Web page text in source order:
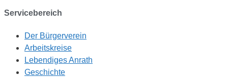
Servicebereich
Der Bürgerverein
Arbeitskreise
Lebendiges Anrath
Geschichte